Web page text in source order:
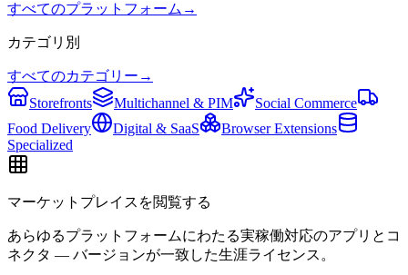
すべてのプラットフォーム →
カテゴリ別
すべてのカテゴリー →
Storefronts
Multichannel & PIM
Social Commerce
Food Delivery
Digital & SaaS
Browser Extensions
Specialized
マーケットプレイスを閲覧する
あらゆるプラットフォームにわたる実稼働対応のアプリとコ
ネクタ — バージョンが一致した生涯ライセンス。